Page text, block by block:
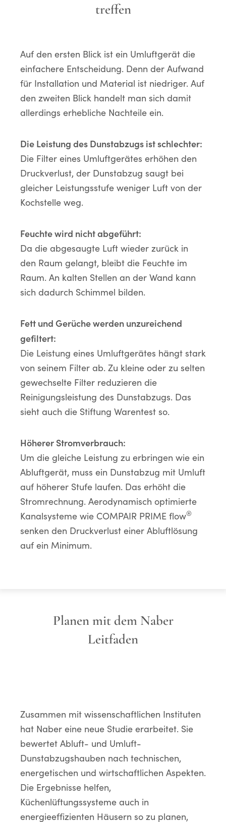
treffen
Auf den ersten Blick ist ein Umluftgerät die
einfachere Entscheidung. Denn der Aufwand
für Installation und Material ist niedriger. Auf
den zweiten Blick handelt man sich damit
allerdings erhebliche Nachteile ein.
Die Leistung des Dunstabzugs ist schlechter:
Die Filter eines Umluftgerätes erhöhen den
Druckverlust, der Dunstabzug saugt bei
gleicher Leistungsstufe weniger Luft von der
Kochstelle weg.
Feuchte wird nicht abgeführt:
Da die abgesaugte Luft wieder zurück in
den Raum gelangt, bleibt die Feuchte im
Raum. An kalten Stellen an der Wand kann
sich dadurch Schimmel bilden.
Fett und Gerüche werden unzureichend
gefiltert:
Die Leistung eines Umluftgerätes hängt stark
von seinem Filter ab. Zu kleine oder zu selten
gewechselte Filter reduzieren die
Reinigungsleistung des Dunstabzugs. Das
sieht auch die Stiftung Warentest so.
Höherer Stromverbrauch:
Um die gleiche Leistung zu erbringen wie ein
Abluftgerät, muss ein Dunstabzug mit Umluft
auf höherer Stufe laufen. Das erhöht die
Stromrechnung. Aerodynamisch optimierte
Kanalsysteme wie COMPAIR PRIME flow®
senken den Druckverlust einer Abluftlösung
auf ein Minimum.
Planen mit dem Naber
Leitfaden
Zusammen mit wissenschaftlichen Instituten
hat Naber eine neue Studie erarbeitet. Sie
bewertet Abluft- und Umluft-
Dunstabzugshauben nach technischen,
energetischen und wirtschaftlichen Aspekten.
Die Ergebnisse helfen,
Küchenlüftungssysteme auch in
energieeffizienten Häusern so zu planen,